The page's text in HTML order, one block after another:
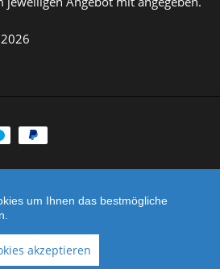
Besuche uns auch auf lieber-
um Ihnen das bestmögliche
akzeptieren